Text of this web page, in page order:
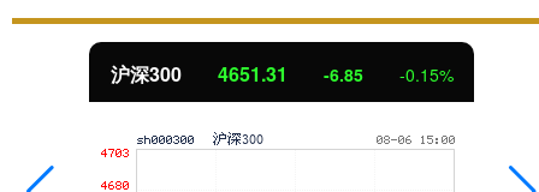
北证50 1122.88 3.42 0.30%